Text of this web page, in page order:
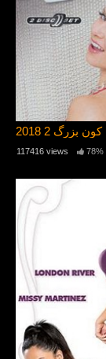
بزرگ 2 2018
117416 views 78%